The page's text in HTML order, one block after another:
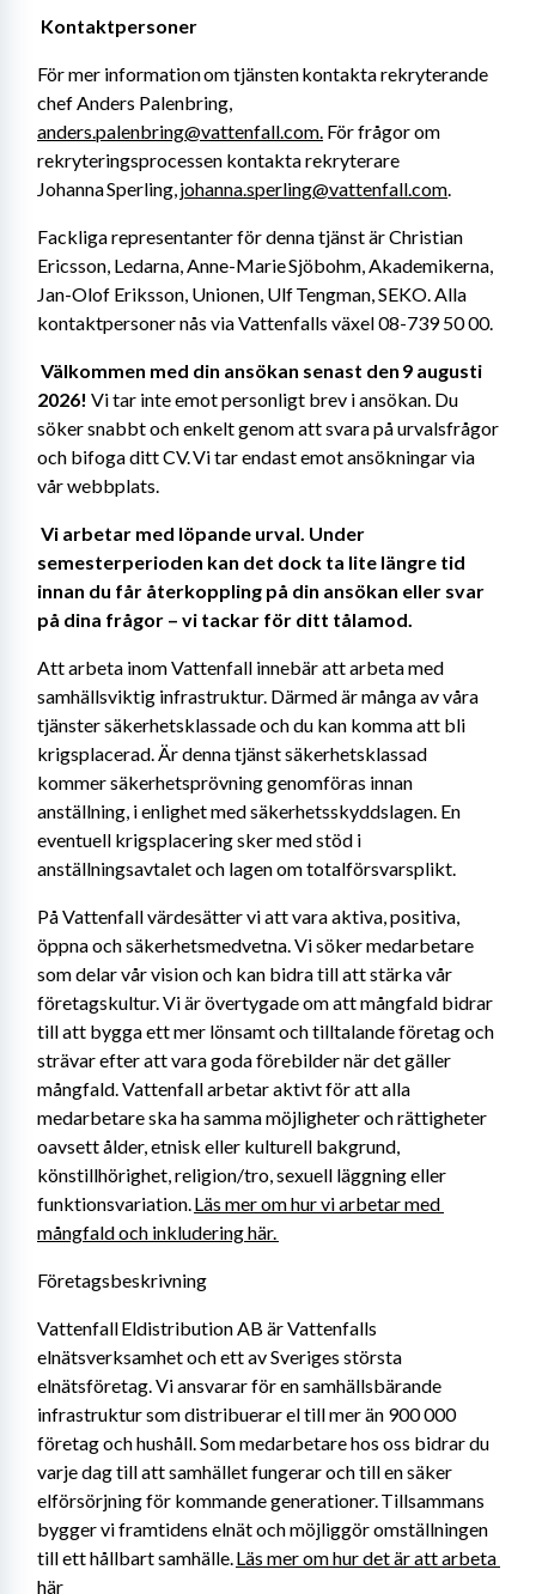
Kontaktpersoner
För mer information om tjänsten kontakta rekryterande
anders.palenbring@vattenfall.com. För frågor om
rekryteringsprocessen kontakta rekryterare
Johanna Sperling, johanna.sperling@vattenfall.com.
Fackliga representanter för denna tjänst är Christian
Ericsson, Ledarna, Anne-Marie Sjöbohm, Akademikerna,
Jan-Olof Eriksson, Unionen, Ulf Tengman, SEKO. Alla
kontaktpersoner nås via Vattenfalls växel 08-739 50 00.
Välkommen med din ansökan senast den 9 augusti
2026! Vi tar inte emot personligt brev i ansökan. Du
söker snabbt och enkelt genom att svara på urvalsfrågor
och bifoga ditt CV. Vi tar endast emot ansökningar via
vår webbplats.
Vi arbetar med löpande urval. Under
semesterperioden kan det dock ta lite längre tid
innan du får återkoppling på din ansökan eller svar
på dina frågor – vi tackar för ditt tålamod.
Att arbeta inom Vattenfall innebär att arbeta med
samhällsviktig infrastruktur. Därmed är många av våra
tjänster säkerhetsklassade och du kan komma att bli
krigsplacerad. Är denna tjänst säkerhetsklassad
kommer säkerhetsprövning genomföras innan
anställning, i enlighet med säkerhetsskyddslagen. En
eventuell krigsplacering sker med stöd i
anställningsavtalet och lagen om totalförsvarsplikt.
På Vattenfall värdesätter vi att vara aktiva, positiva,
öppna och säkerhetsmedvetna. Vi söker medarbetare
som delar vår vision och kan bidra till att stärka vår
företagskultur. Vi är övertygade om att mångfald bidrar
till att bygga ett mer lönsamt och tilltalande företag och
strävar efter att vara goda förebilder när det gäller
mångfald. Vattenfall arbetar aktivt för att alla
medarbetare ska ha samma möjligheter och rättigheter
oavsett ålder, etnisk eller kulturell bakgrund,
könstillhörighet, religion/tro, sexuell läggning eller
funktionsvariation. Läs mer om hur vi arbetar med
mångfald och inkludering här.
Företagsbeskrivning
Vattenfall Eldistribution AB är Vattenfalls
elnätsverksamhet och ett av Sveriges största
elnätsföretag. Vi ansvarar för en samhällsbärande
infrastruktur som distribuerar el till mer än 900 000
företag och hushåll. Som medarbetare hos oss bidrar du
varje dag till att samhället fungerar och till en säker
elförsörjning för kommande generationer. Tillsammans
bygger vi framtidens elnät och möjliggör omställningen
till ett hållbart samhälle. Läs mer om hur det är att arbeta
här